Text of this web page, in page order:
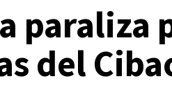
paraliza
del